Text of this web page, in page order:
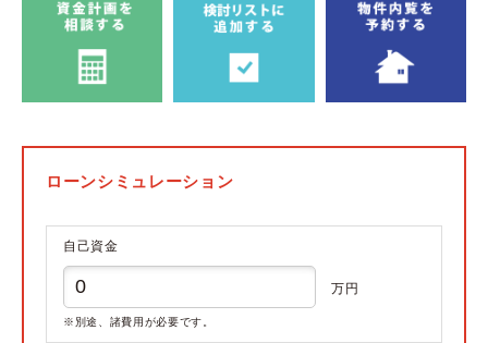
ローンシミュレーション
自己資金
万円
※別途、諸費用が必要です。